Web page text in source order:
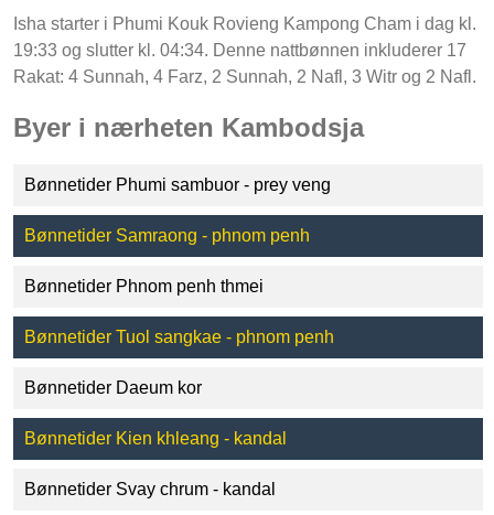
Isha starter i Phumi Kouk Rovieng Kampong Cham i dag kl.
19:33 og slutter kl. 04:34. Denne nattbønnen inkluderer 17
Rakat: 4 Sunnah, 4 Farz, 2 Sunnah, 2 Nafl, 3 Witr og 2 Nafl.
Byer i nærheten Kambodsja
Bønnetider Phumi sambuor - prey veng
Bønnetider Samraong - phnom penh
Bønnetider Phnom penh thmei
Bønnetider Tuol sangkae - phnom penh
Bønnetider Daeum kor
Bønnetider Kien khleang - kandal
Bønnetider Svay chrum - kandal